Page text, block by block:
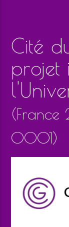
Cité
projet
(France
0001)